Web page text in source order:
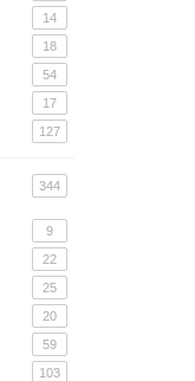
14
18
54
17
127
344
9
22
25
20
59
103